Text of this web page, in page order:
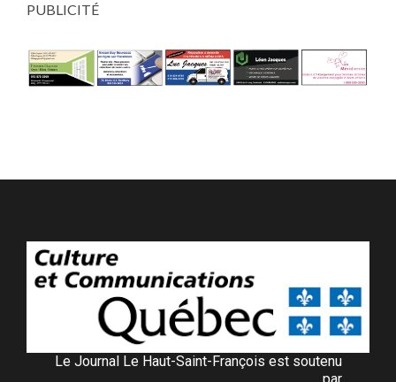
PUBLICITÉ
Le Journal Le Haut-Saint-François est soutenu
par